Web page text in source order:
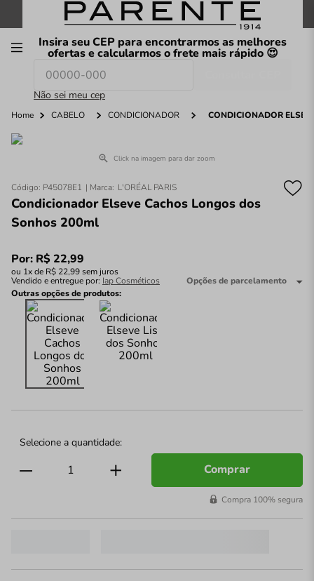
FRETE GRÁTIS nas compras a partir de R$199
Insira seu CEP para encontrarmos as melhores
ofertas e calcularmos o frete mais rápido 😍
Não sei meu cep
O que você procura hoje?
Home CABELO CONDICIONADOR CONDICIONADOR
Click na imagem para dar zoom
Código: P45078E1 L'ORÉAL PARIS
Condicionador Elseve Cachos Longos dos
Sonhos 200ml
Por: R$ 22,99
ou 1x de R$ 22,99sem juros
Vendido e entregue por: Iap Cosméticos
Opções de parcelamento
Outras opções de produtos:
Comprar
Compra 100% segura